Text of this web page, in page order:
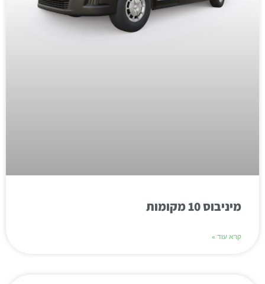
מיניבוס 10 מקומות
קרא עוד »